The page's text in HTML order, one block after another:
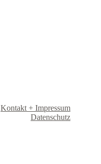
Kontakt + Impressum
Datenschutz